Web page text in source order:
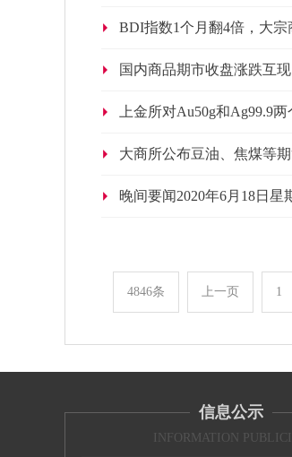
BDI指数1个月翻4倍，大宗
国内商品期市收盘涨跌互
上金所对Au50g和Ag99.9
大商所公布豆油、焦煤等
晚间要闻2020年6月18日星
4846条 上一页 1
信息公示
INFORMATION